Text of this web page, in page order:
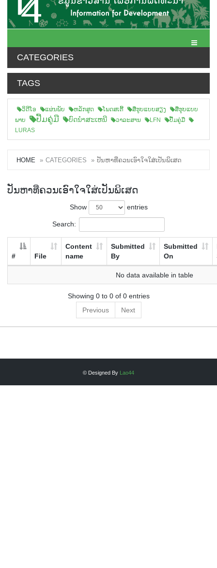
Toggle
CATEGORIES
TAGS
ວິດີໂອ ແຜ່ນພັບ ຫລັກສູດ ໂພດສເຕີ້ ສືຮູບແບບສຽງ
ສື່ຮູບແບບ
ພາບ
ປື້ມຄູ່ມື ບົດນຳສະເຫນີ ວາລະສານ LFN
ປື້ມຄູ່ມື
LURAS
HOME CATEGORIES ປັນຫາທີ່ຄວນເອົາໃຈໃສ່ເປັນພິເສດ
ປັນຫາທີ່ຄວນເອົາໃຈໃສ່ເປັນພິເສດ
Show entries
Search:
# File
Content
name
Submitted
By
Submitted
On
No data available in table
Showing 0 to 0 of 0 entries
Previous
Next
© Designed By Lao44